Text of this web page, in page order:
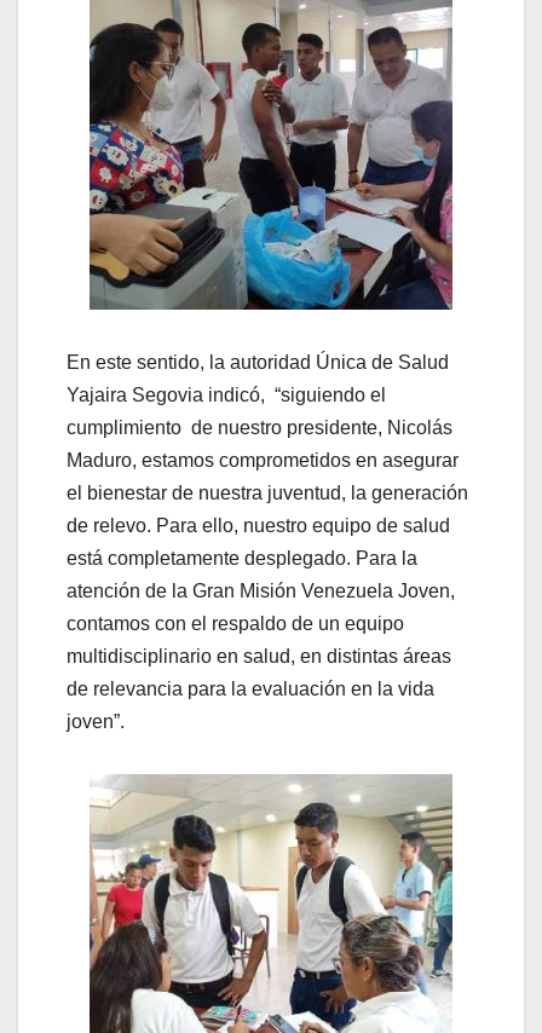
En este sentido, la autoridad Única de Salud
Yajaira Segovia indicó, “siguiendo el
cumplimiento de nuestro presidente, Nicolás
Maduro, estamos comprometidos en asegurar
el bienestar de nuestra juventud, la generación
de relevo. Para ello, nuestro equipo de salud
está completamente desplegado. Para la
atención de la Gran Misión Venezuela Joven,
contamos con el respaldo de un equipo
multidisciplinario en salud, en distintas áreas
de relevancia para la evaluación en la vida
joven”.